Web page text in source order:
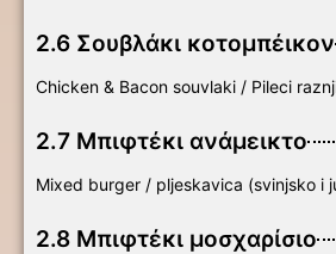
2.6 Σουβλάκι κοτομπέικον
Chicken & Bacon souvlaki / Pileci
2.7 Μπιφτέκι ανάμεικτο
Mixed burger / pljeskavica (svinjsko i
2.8 Μπιφτέκι μοσχαρίσιο